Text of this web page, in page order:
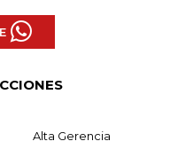
Alta Gerencia